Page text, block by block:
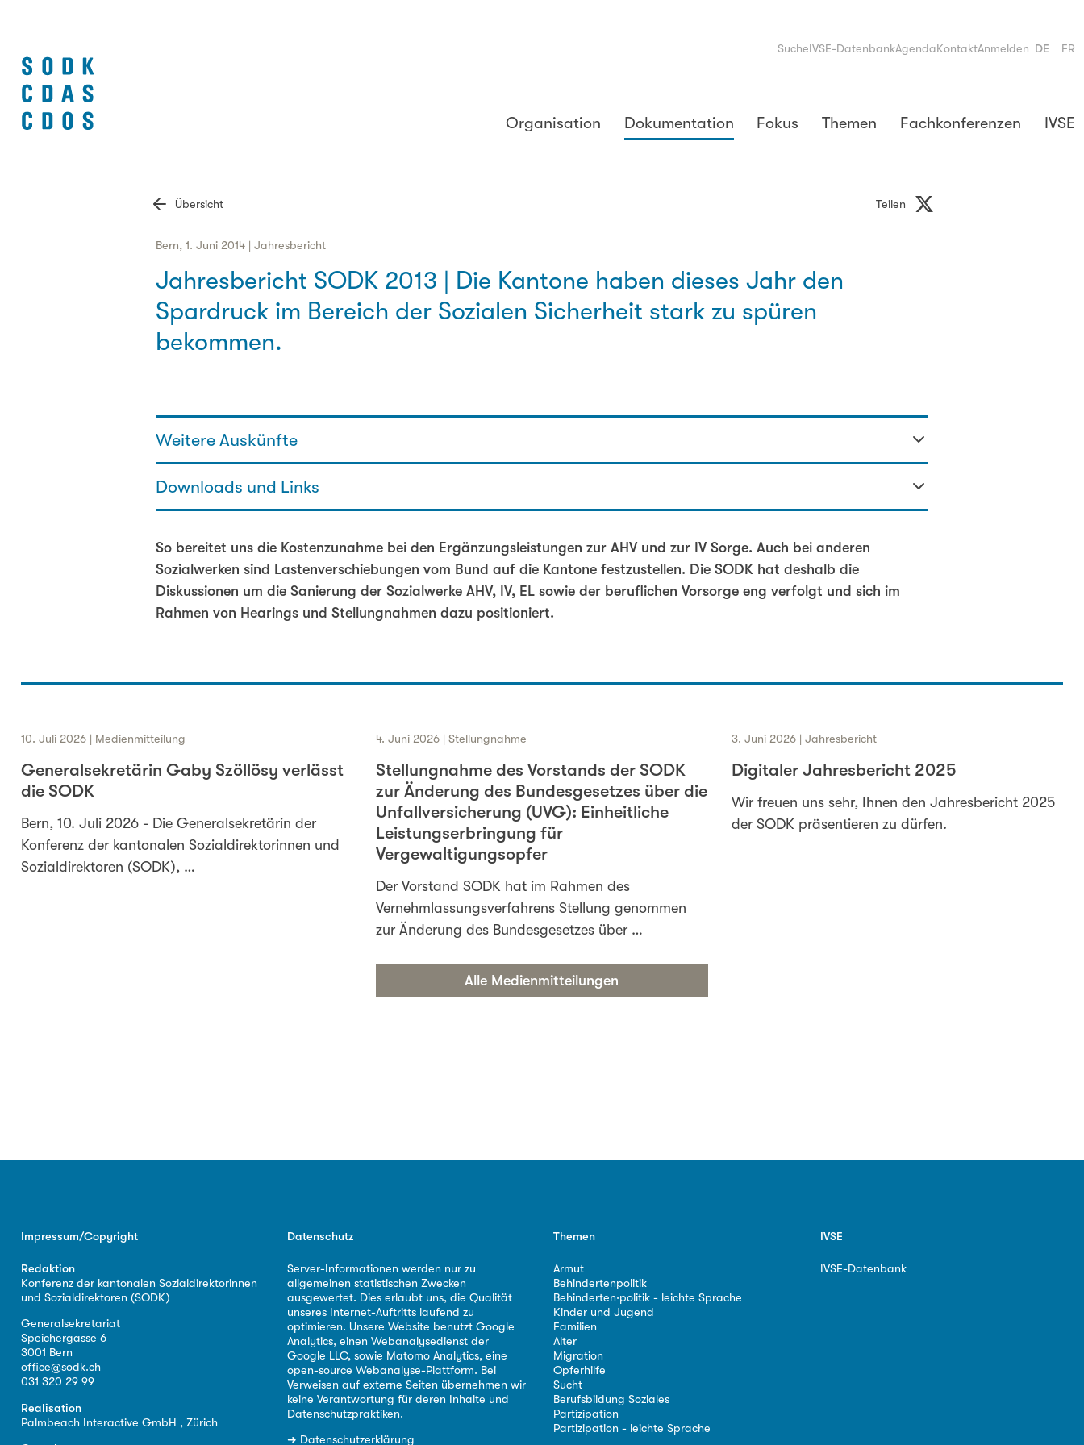
SucheIVSE-DatenbankAgendaKontaktAnmelden DE FR
Organisation Dokumentation Fokus Themen Fachkonferenzen IVSE
Übersicht Teilen
Bern, 1. Juni 2014 | Jahresbericht
Jahresbericht SODK 2013 | Die Kantone haben dieses Jahr den
Spardruck im Bereich der Sozialen Sicherheit stark zu spüren
bekommen.
Weitere Auskünfte
Gaby Szöllösy - Generalsekretärin
gaby.szoelloesy@sodk.ch
Downloads und Links
Jahresbericht 2013
So bereitet uns die Kostenzunahme bei den Ergänzungsleistungen zur AHV und zur IV Sorge. Auch bei anderen
Sozialwerken sind Lastenverschiebungen vom Bund auf die Kantone festzustellen. Die SODK hat deshalb die
Diskussionen um die Sanierung der Sozialwerke AHV, IV, EL sowie der beruflichen Vorsorge eng verfolgt und sich im
Rahmen von Hearings und Stellungnahmen dazu positioniert.
10. Juli 2026 | Medienmitteilung
Generalsekretärin Gaby Szöllösy verlässt
die SODK
Bern, 10. Juli 2026 - Die Generalsekretärin der
Konferenz der kantonalen Sozialdirektorinnen und
Sozialdirektoren (SODK), …
4. Juni 2026 | Stellungnahme
Stellungnahme des Vorstands der SODK
zur Änderung des Bundesgesetzes über die
Unfallversicherung (UVG): Einheitliche
Leistungserbringung für
Vergewaltigungsopfer
Der Vorstand SODK hat im Rahmen des
Vernehmlassungsverfahrens Stellung genommen
zur Änderung des Bundesgesetzes über …
3. Juni 2026 | Jahresbericht
Digitaler Jahresbericht 2025
Wir freuen uns sehr, Ihnen den Jahresbericht 2025
der SODK präsentieren zu dürfen.
Alle Medienmitteilungen
Impressum/Copyright
Redaktion
Konferenz der kantonalen Sozialdirektorinnen
und Sozialdirektoren (SODK)
Generalsekretariat
Speichergasse 6
3001 Bern
office@sodk.ch
031 320 29 99
Realisation
Palmbeach Interactive GmbH , Zürich
Datenschutz
Server-Informationen werden nur zu
allgemeinen statistischen Zwecken
ausgewertet. Dies erlaubt uns, die Qualität
unseres Internet-Auftritts laufend zu
optimieren. Unsere Website benutzt Google
Analytics, einen Webanalysedienst der
Google LLC, sowie Matomo Analytics, eine
open-source Webanalyse-Plattform. Bei
Verweisen auf externe Seiten übernehmen wir
keine Verantwortung für deren Inhalte und
Datenschutzpraktiken.
➜ Datenschutzerklärung
Themen
Armut
Behindertenpolitik
Behinderten·politik - leichte Sprache
Kinder und Jugend
Familien
Alter
Migration
Opferhilfe
Sucht
Berufsbildung Soziales
Partizipation
Partizipation - leichte Sprache
IVSE
IVSE-Datenbank